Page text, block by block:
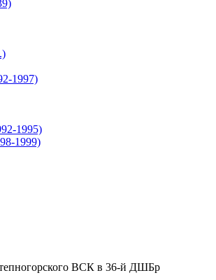
1997)
1995)
1999)
ВСК в 36-й ДШБр